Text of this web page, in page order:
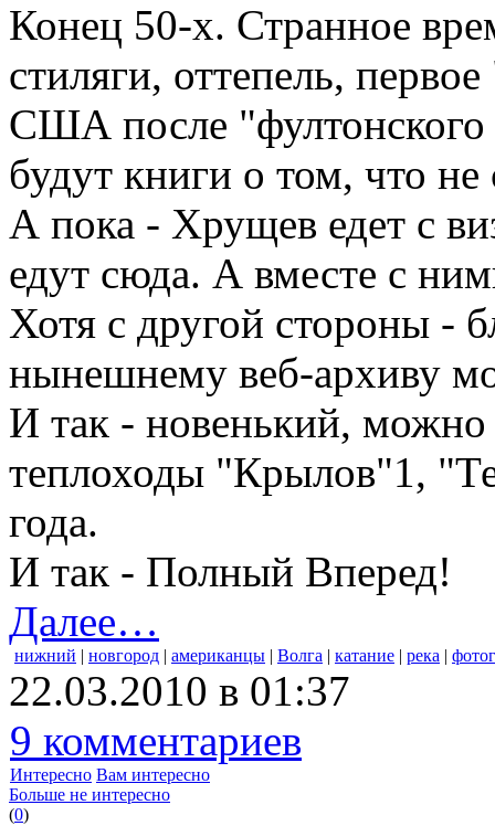
Конец 50-х. Странное
стиляги, оттепель,
США после
будут книги о том, что
А пока - Хрущев едет с
едут сюда. А вместе с
Хотя с другой стороны -
нынешнему веб-архиву
И так - новенький, можно
теплоходы "Крылов"1,
года.
И так - Полный Вперед!
Далее…
нижний | новгород | американцы | Волга | катание | река |
22.03.2010 в 01:37
9 комментариев
Интересно Вам интересно
Больше не интересно
(0)